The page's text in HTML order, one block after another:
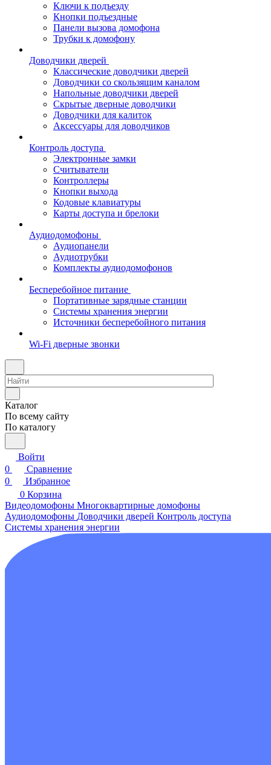
Ключи к подъезду
Кнопки подъездные
Панели вызова домофона
Трубки к домофону
Доводчики дверей
Классические доводчики дверей
Доводчики со скользящим каналом
Напольные доводчики дверей
Скрытые дверные доводчики
Доводчики для калиток
Аксессуары для доводчиков
Контроль доступа
Электронные замки
Считыватели
Контроллеры
Кнопки выхода
Кодовые клавиатуры
Карты доступа и брелоки
Аудиодомофоны
Аудиопанели
Аудиотрубки
Комплекты аудиодомофонов
Бесперебойное питание
Портативные зарядные станции
Системы хранения энергии
Источники бесперебойного питания
Wi-Fi дверные звонки
Каталог
По всему сайту
По каталогу
Войти
0
Сравнение
0
Избранное
0 Корзина
Видеодомофоны Многоквартирные домофоны
Аудиодомофоны Доводчики дверей Контроль доступа
Системы хранения энергии